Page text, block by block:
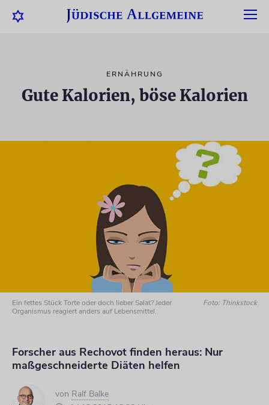
ERNÄHRUNG
Gute Kalorien, böse Kalorien
Ein fettes Stück Torte oder doch lieber Salat? Jeder
Organismus reagiert anders auf Lebensmittel.
Foto: Thinkstock
Forscher aus Rechovot finden heraus: Nur
maßgeschneiderte Diäten helfen
von Ralf Balke